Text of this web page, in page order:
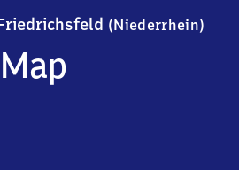
(Niederrhein)
Map